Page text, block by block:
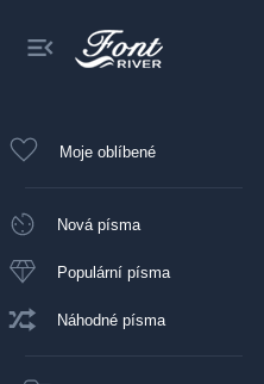
Moje oblíbené
Nová písma
Populární písma
Náhodné písma